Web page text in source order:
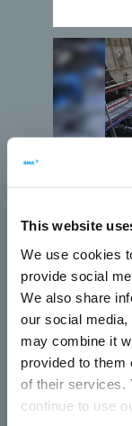
This website
We use cookies
provide social
We also share
our social
may combine it
provided to them
of their services.
continue to use
Çorum
новые